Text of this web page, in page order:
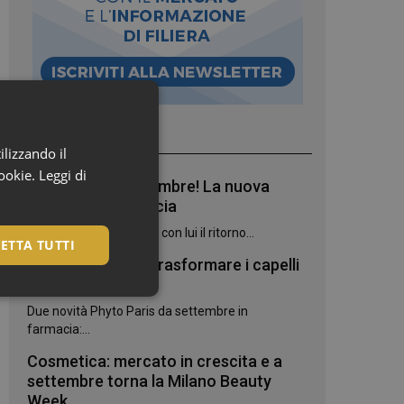
Bentornato, settembre! La nuova
stagione in farmacia
Settembre è arrivato, e con lui il ritorno...
7 oli botanici per trasformare i capelli
Due novità Phyto Paris da settembre in
farmacia:...
Cosmetica: mercato in crescita e a
settembre torna la Milano Beauty
il
Leggi di
TUTTI